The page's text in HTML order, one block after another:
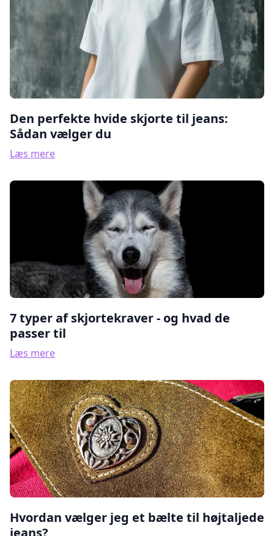
Den perfekte hvide skjorte til jeans:
Sådan vælger du
Læs mere
7 typer af skjortekraver - og hvad de
passer til
Læs mere
Hvordan vælger jeg et bælte til højtaljede
jeans?